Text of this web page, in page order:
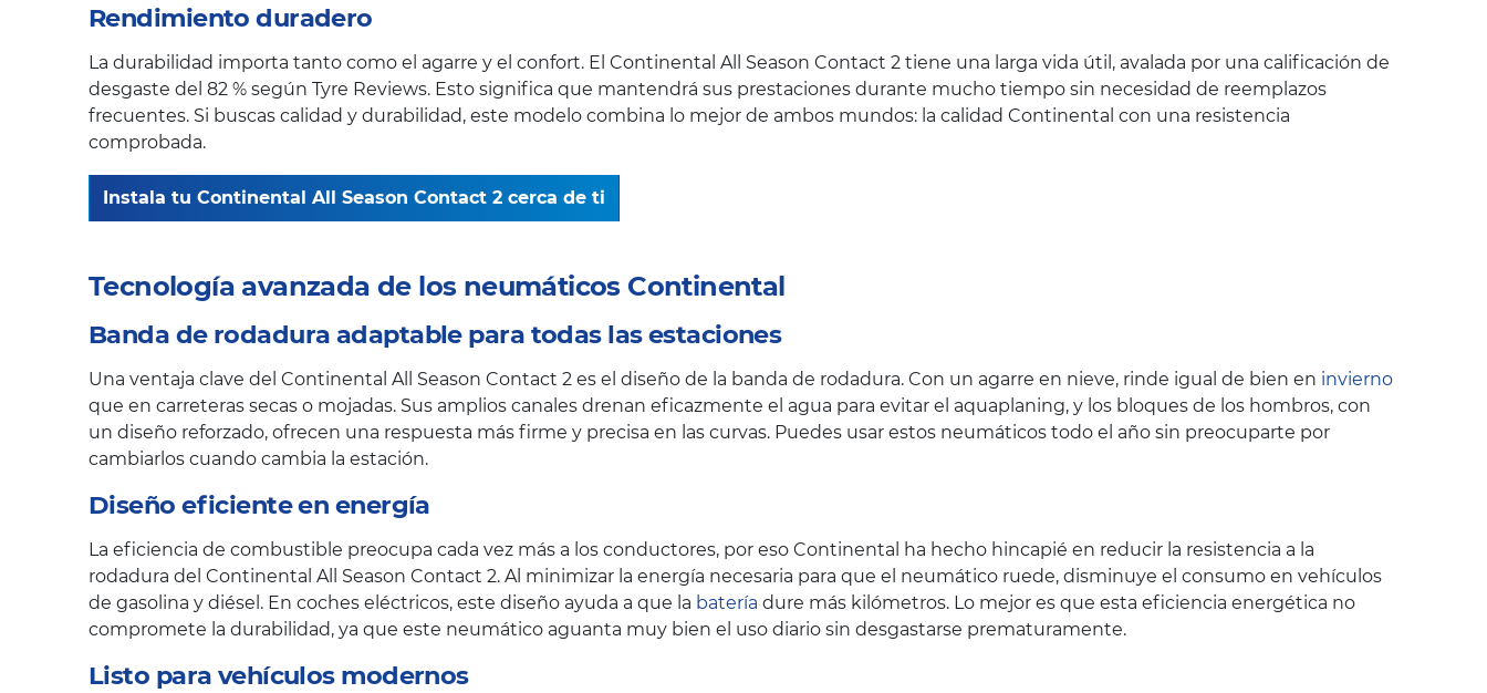
Rendimiento duradero
La durabilidad importa tanto como el agarre y el confort. El Continental All Season Contact 2 tiene una larga vida útil, avalada por una calificación de
desgaste del 82 % según Tyre Reviews. Esto significa que mantendrá sus prestaciones durante mucho tiempo sin necesidad de reemplazos
frecuentes. Si buscas calidad y durabilidad, este modelo combina lo mejor de ambos mundos: la calidad Continental con una resistencia
comprobada.
Instala tu Continental All Season Contact 2 cerca de ti
Tecnología avanzada de los neumáticos Continental
Banda de rodadura adaptable para todas las estaciones
Una ventaja clave del Continental All Season Contact 2 es el diseño de la banda de rodadura. Con un agarre en nieve, rinde igual de bien en invierno
que en carreteras secas o mojadas. Sus amplios canales drenan eficazmente el agua para evitar el aquaplaning, y los bloques de los hombros, con
un diseño reforzado, ofrecen una respuesta más firme y precisa en las curvas. Puedes usar estos neumáticos todo el año sin preocuparte por
cambiarlos cuando cambia la estación.
Diseño eficiente en energía
La eficiencia de combustible preocupa cada vez más a los conductores, por eso Continental ha hecho hincapié en reducir la resistencia a la
rodadura del Continental All Season Contact 2. Al minimizar la energía necesaria para que el neumático ruede, disminuye el consumo en vehículos
de gasolina y diésel. En coches eléctricos, este diseño ayuda a que la batería dure más kilómetros. Lo mejor es que esta eficiencia energética no
compromete la durabilidad, ya que este neumático aguanta muy bien el uso diario sin desgastarse prematuramente.
Listo para vehículos modernos